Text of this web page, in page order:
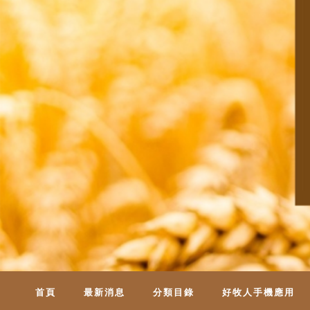
首頁 最新消息 分類目錄 好牧人手機應用